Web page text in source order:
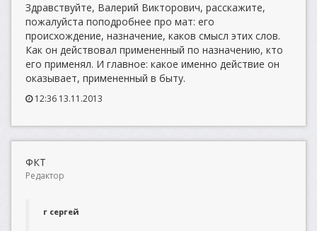
Здравствуйте, Валерий Викторович, расскажите,
пожалуйста поподробнее про мат: его
происхождение, назначение, каков смысл этих слов.
Как он действовал примененный по назначению, кто
его применял. И главное: какое именно действие он
оказывает, примененный в быту.
12:36 13.11.2013
ФКТ
Редактор
г сергей